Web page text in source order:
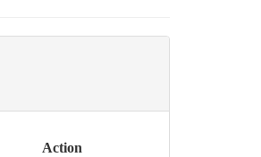
Action